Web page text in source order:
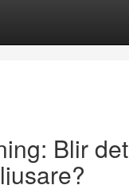
Blir det